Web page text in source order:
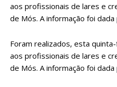
aos profissionais de lares e
de Mós. A informação foi
Foram realizados, esta
aos profissionais de lares e
de Mós. A informação foi